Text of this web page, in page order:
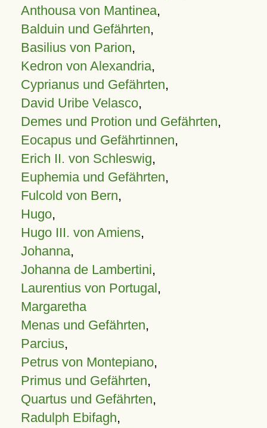
Anthousa von Mantinea,
Balduin und Gefährten,
Basilius von Parion,
Kedron von Alexandria,
Cyprianus und Gefährten,
David Uribe Velasco,
Demes und Protion und Gefährten,
Eocapus und Gefährtinnen,
Erich II. von Schleswig,
Euphemia und Gefährten,
Fulcold von Bern,
Hugo,
Hugo III. von Amiens,
Johanna,
Johanna de Lambertini,
Laurentius von Portugal,
Margaretha
Menas und Gefährten,
Parcius,
Petrus von Montepiano,
Primus und Gefährten,
Quartus und Gefährten,
Radulph Ebifagh,